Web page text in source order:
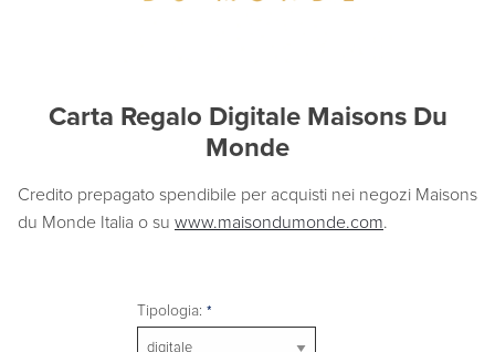
Carta Regalo Digitale Maisons Du
Monde
Credito prepagato spendibile per acquisti nei negozi Maisons
du Monde Italia o su www.maisondumonde.com.
Tipologia: